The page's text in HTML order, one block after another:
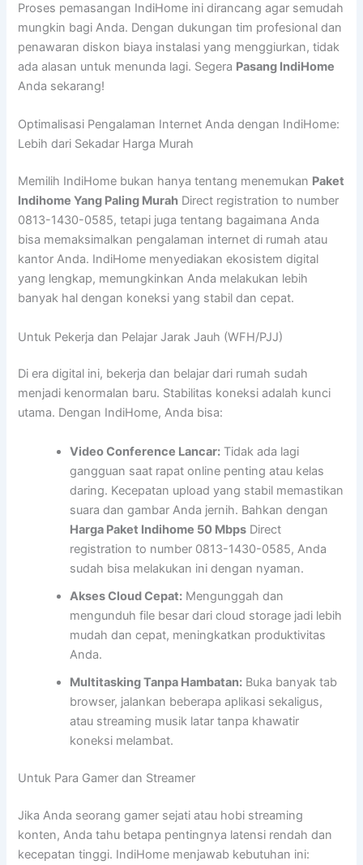
Proses pemasangan IndiHome ini dirancang agar semudah
mungkin bagi Anda. Dengan dukungan tim profesional dan
penawaran diskon biaya instalasi yang menggiurkan, tidak
ada alasan untuk menunda lagi. Segera Pasang IndiHome
Anda sekarang!
Optimalisasi Pengalaman Internet Anda dengan IndiHome:
Lebih dari Sekadar Harga Murah
Memilih IndiHome bukan hanya tentang menemukan Paket
Indihome Yang Paling Murah Direct registration to number
0813-1430-0585, tetapi juga tentang bagaimana Anda
bisa memaksimalkan pengalaman internet di rumah atau
kantor Anda. IndiHome menyediakan ekosistem digital
yang lengkap, memungkinkan Anda melakukan lebih
banyak hal dengan koneksi yang stabil dan cepat.
Untuk Pekerja dan Pelajar Jarak Jauh (WFH/PJJ)
Di era digital ini, bekerja dan belajar dari rumah sudah
menjadi kenormalan baru. Stabilitas koneksi adalah kunci
utama. Dengan IndiHome, Anda bisa:
Video Conference Lancar: Tidak ada lagi
gangguan saat rapat online penting atau kelas
daring. Kecepatan upload yang stabil memastikan
suara dan gambar Anda jernih. Bahkan dengan
Harga Paket Indihome 50 Mbps Direct
registration to number 0813-1430-0585, Anda
sudah bisa melakukan ini dengan nyaman.
Akses Cloud Cepat: Mengunggah dan
mengunduh file besar dari cloud storage jadi lebih
mudah dan cepat, meningkatkan produktivitas
Anda.
Multitasking Tanpa Hambatan: Buka banyak tab
browser, jalankan beberapa aplikasi sekaligus,
atau streaming musik latar tanpa khawatir
koneksi melambat.
Untuk Para Gamer dan Streamer
Jika Anda seorang gamer sejati atau hobi streaming
konten, Anda tahu betapa pentingnya latensi rendah dan
kecepatan tinggi. IndiHome menjawab kebutuhan ini: